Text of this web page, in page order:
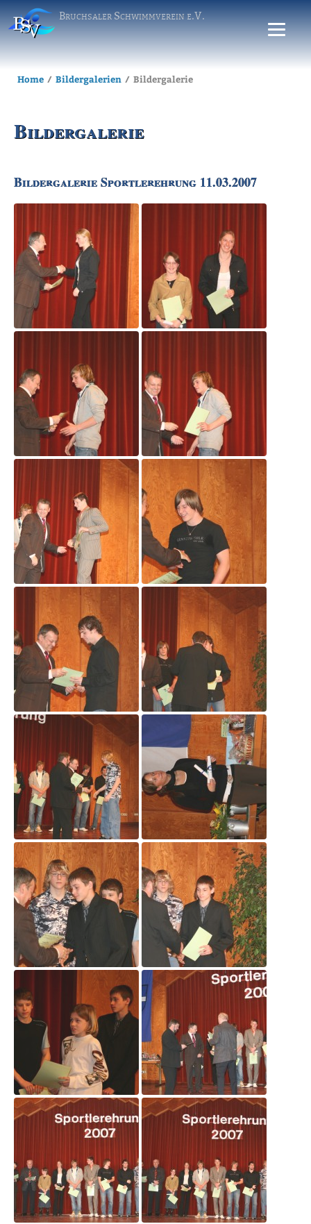
Bruchsaler Schwimmverein e.V.
Home Bildergalerien Bildergalerie
Bildergalerie
Bildergalerie Sportlerehrung 11.03.2007